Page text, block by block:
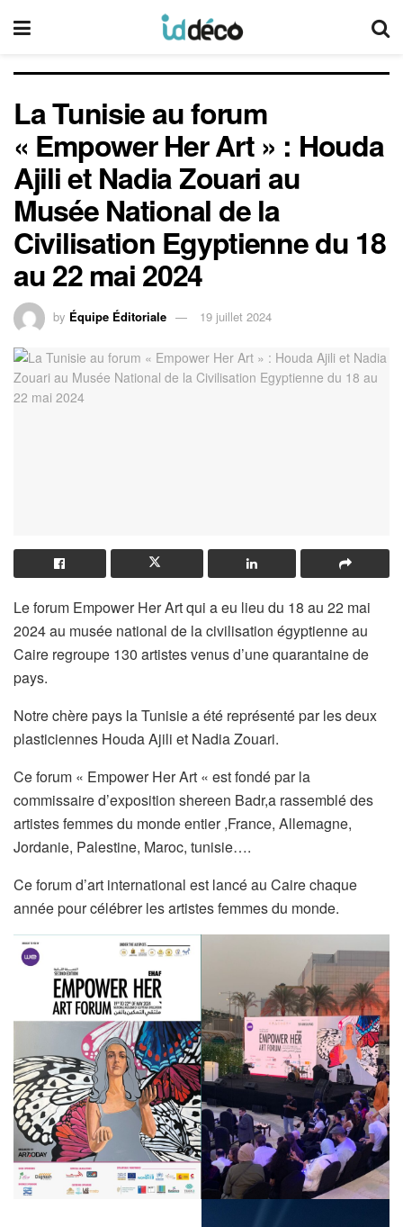
La Tunisie au forum
« Empower Her Art » : Houda
Ajili et Nadia Zouari au
Musée National de la
Civilisation Egyptienne du 18
au 22 mai 2024
by Équipe Éditoriale 19 juillet 2024
Le forum Empower Her Art qui a eu lieu du 18 au 22 mai
2024 au musée national de la civilisation égyptienne au
Caire regroupe 130 artistes venus d’une quarantaine de
pays.
Notre chère pays la Tunisie a été représenté par les deux
plasticiennes Houda Ajili et Nadia Zouari.
Ce forum « Empower Her Art « est fondé par la
commissaire d’exposition shereen Badr,a rassemblé des
artistes femmes du monde entier ,France, Allemagne,
Jordanie, Palestine, Maroc, tunisie….
Ce forum d’art international est lancé au Caire chaque
année pour célébrer les artistes femmes du monde.